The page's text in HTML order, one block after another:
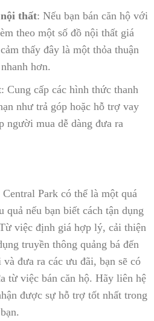
thất: Nếu bạn bán căn hộ với
theo một số đồ nội thất giá
thấy đây là một thỏa thuận
hơn.
: Cung cấp các hình thức thanh
như trả góp hoặc hỗ trợ vay
người mua dễ dàng đưa ra
Park có thể là một quá
quả nếu bạn biết cách tận dụng
việc định giá hợp lý, cải thiện
truyền thông quảng bá đến
đưa ra các ưu đãi, bạn sẽ có
từ việc bán căn hộ. Hãy liên hệ
được sự hỗ trợ tốt nhất trong